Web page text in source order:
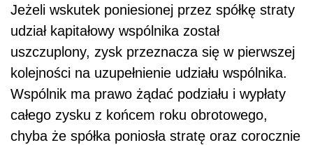
Jeżeli wskutek poniesionej przez spółkę straty
udział kapitałowy wspólnika został
uszczuplony, zysk przeznacza się w pierwszej
kolejności na uzupełnienie udziału wspólnika.
Wspólnik ma prawo żądać podziału i wypłaty
całego zysku z końcem roku obrotowego,
chyba że spółka poniosła stratę oraz corocznie